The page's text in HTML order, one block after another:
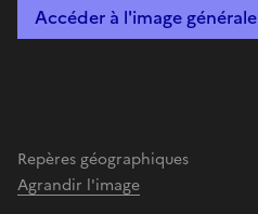
Accéder à l'image générale
Repères géographiques
Agrandir l'image